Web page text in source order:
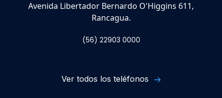
Avenida Libertador Bernardo O'Higgins 611,
Rancagua.
(56) 22903 0000
Ver todos los teléfonos